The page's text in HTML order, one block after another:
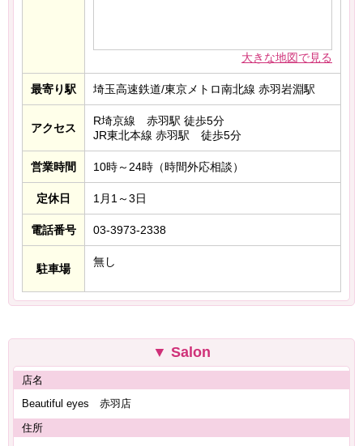
大きな地図で見る
最寄り駅 埼玉高速鉄道/東京メトロ南北線 赤羽岩淵駅
アクセス
R埼京線 赤羽駅 徒歩5分
JR東北本線 赤羽駅 徒歩5分
営業時間 10時～24時（時間外応相談）
定休日 1月1～3日
電話番号 03-3973-2338
駐車場
無し
Salon
店名
Beautiful eyes 赤羽店
住所